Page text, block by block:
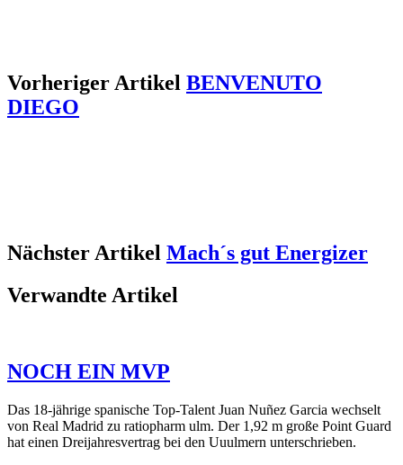
Vorheriger Artikel BENVENUTO
DIEGO
Nächster Artikel Mach´s gut Energizer
Verwandte Artikel
NOCH EIN MVP
Das 18-jährige spanische Top-Talent Juan Nuñez Garcia wechselt
von Real Madrid zu ratiopharm ulm. Der 1,92 m große Point Guard
hat einen Dreijahresvertrag bei den Uuulmern unterschrieben.